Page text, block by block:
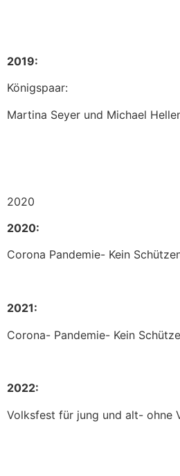
2019:
Königspaar:
Martina Seyer und Michael
2020
2020:
Corona Pandemie- Kein
2021:
Corona- Pandemie- Kein
2022:
Volksfest für jung und alt- ohne